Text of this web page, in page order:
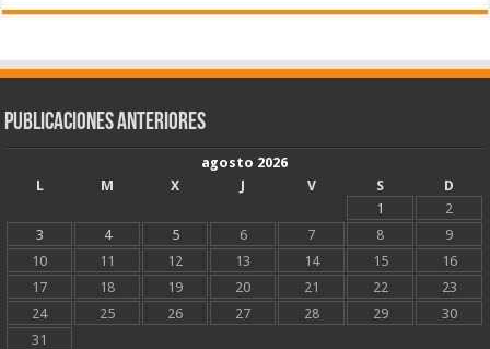
Publicaciones Anteriores
agosto 2026
L
M X J V S
D
1
2
3
4 5 6 7 8
9
10
11 12 13 14 15
16
17
18 19 20 21 22
23
24
25 26 27 28 29
30
31